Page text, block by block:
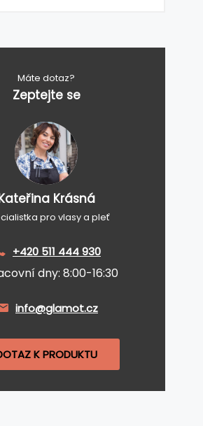
Máte dotaz?
Zeptejte se
Krásná
pro vlasy a pleť
+420 511 444 930
dny: 8:00-16:30
info@glamot.cz
K PRODUKTU